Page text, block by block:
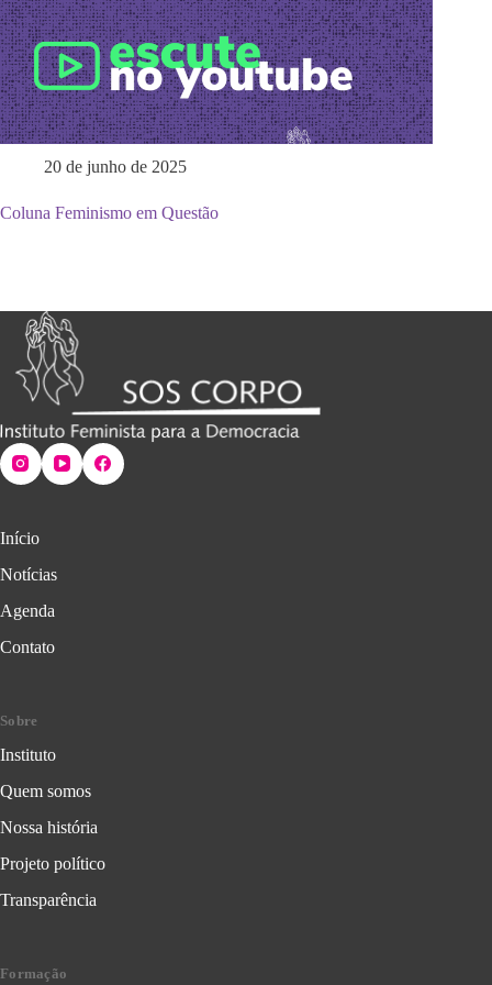
20 de junho de 2025
Coluna Feminismo em Questão
Início
Notícias
Agenda
Contato
Sobre
Instituto
Quem somos
Nossa história
Projeto político
Transparência
Formação